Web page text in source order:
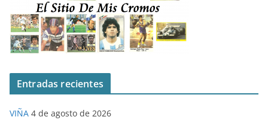
Entradas recientes
VIÑA 4 de agosto de 2026